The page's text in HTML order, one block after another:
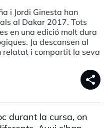
i Jordi Ginesta han
al Dakar 2017. Tots
en una edició molt dura
Ja descansen al
relatat i compartit la seva
share
durant la cursa, on